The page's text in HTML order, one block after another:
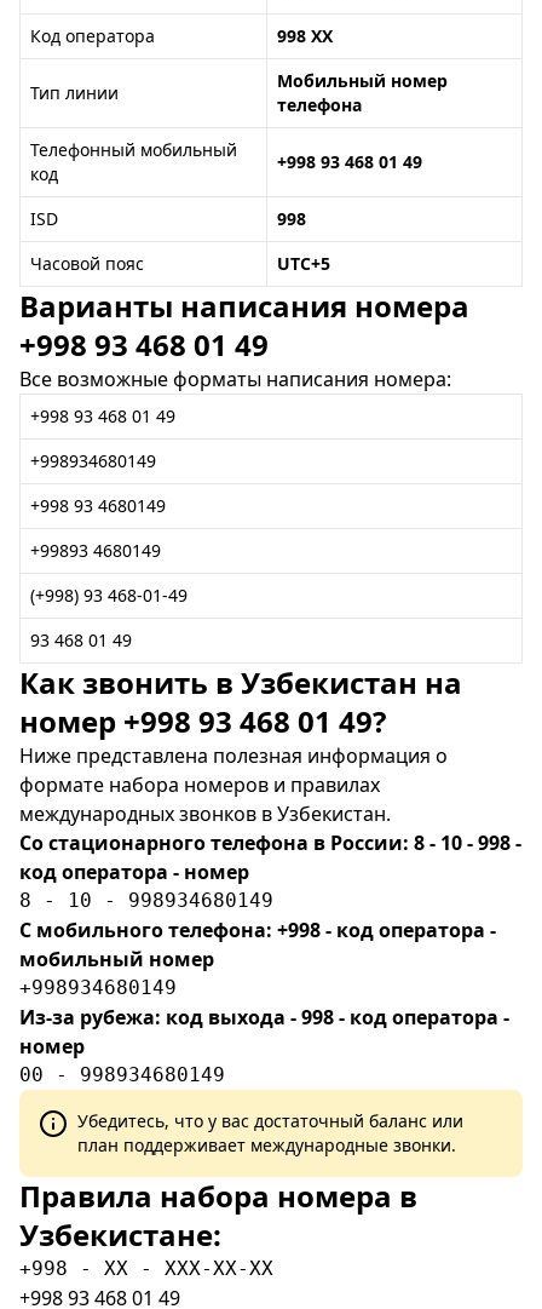
Код оператора
998 XX
Тип линии
Мобильный номер
телефона
Телефонный мобильный
код
+998 93 468 01 49
ISD
998
Часовой пояс
UTC+5
Варианты написания номера
+998 93 468 01 49
Все возможные форматы написания номера:
+998 93 468 01 49
+998934680149
+998 93 4680149
+99893 4680149
(+998) 93 468-01-49
93 468 01 49
Как звонить в Узбекистан на
номер +998 93 468 01 49?
Ниже представлена полезная информация о
формате набора номеров и правилах
международных звонков в Узбекистан.
Со стационарного телефона в России: 8 - 10 - 998 -
код оператора - номер
8 - 10 - 998934680149
С мобильного телефона: +998 - код оператора -
мобильный номер
+998934680149
Из-за рубежа: код выхода - 998 - код оператора -
номер
00 - 998934680149
Убедитесь, что у вас достаточный баланс или
план поддерживает международные звонки.
Правила набора номера в
Узбекистане:
+998 - XX - XXX-XX-XX
+998 93 468 01 49